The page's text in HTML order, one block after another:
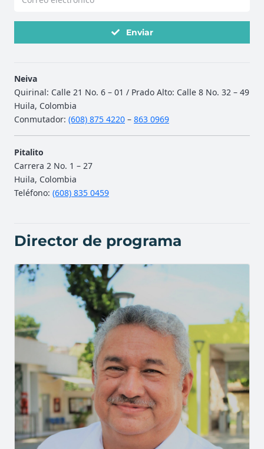
Enviar
Neiva
Quirinal: Calle 21 No. 6 – 01 / Prado Alto: Calle 8 No. 32 – 49
Huila, Colombia
Conmutador: (608) 875 4220 – 863 0969
Pitalito
Carrera 2 No. 1 – 27
Huila, Colombia
Teléfono: (608) 835 0459
Director de programa